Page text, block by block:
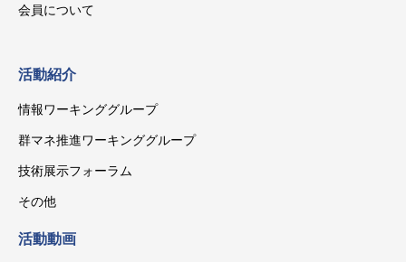
会員について
活動紹介
情報ワーキンググループ
群マネ推進ワーキンググループ
技術展示フォーラム
その他
活動動画